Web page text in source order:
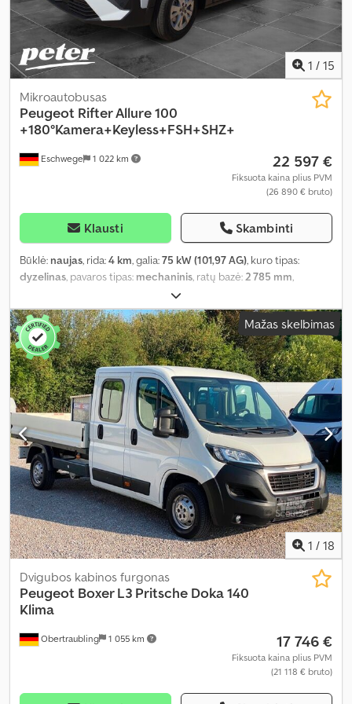
1 / 15
Eschwege 1 022 km
Mikroautobusas
Peugeot Rifter Allure 100
+180°Kamera+Keyless+FSH+SHZ+
22 597 €
Fiksuota kaina plius PVM
(26 890 € bruto)
Klausti Skambinti
Būklė: naujas, rida:4 km, galia:75 kW (101,97 AG), kuro tipas:
dyzelinas, pavaros tipas: mechaninis, ratų bazė:2 785 mm,
, tuščias svoris:
leistinas svoris:630 kg, krovimo vietos ilgis:4 405 mm, krovinių
skyriaus plotis:1 921 mm, krovos erdvės aukštis: 1 837 mm, emisijos
klasė: Euro 6, spalva:balta, vairuotojo kabina:kitas, sėdimų vietų
skaičius:5, Gamybos metai:2026, bendras ilgis:1 930 mm, bendras
plotis:1 840 mm, kuras:dyzelinas, Įranga:ABS, borto kompiuteris,
centrinis užraktas, elektroninė stabilumo programa (ESP),
imobilaizerio sistema, kruizo kontrolė, navigacijos sistema, oro
kondicionavimas, oro pagalvė, priešrūkiniai žibintai, statymo
jutikliai, stumdomos durys, suodžių filtras, sėdynės šildytuvas,
trauki kontrolė, vairo stiprintuvas,
Mažas skelbimas
1 / 18
Obertraubling 1 055 km
Dvigubos kabinos furgonas
Peugeot Boxer L3 Pritsche Doka 140
Klima
17 746 €
Fiksuota kaina plius PVM
(21 118 € bruto)